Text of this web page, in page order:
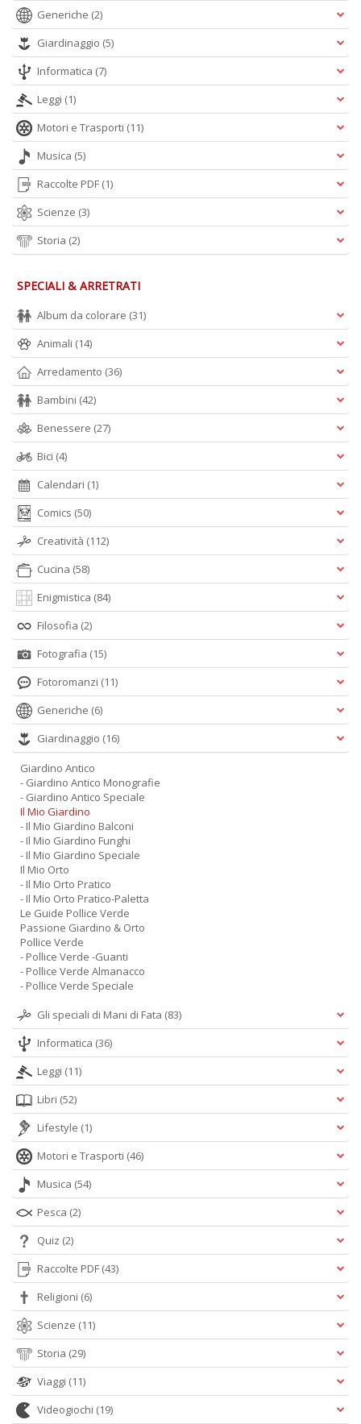
Generiche (2)
Giardinaggio (5)
Informatica (7)
Leggi (1)
Motori e Trasporti (11)
Musica (5)
Raccolte PDF (1)
Scienze (3)
Storia (2)
SPECIALI & ARRETRATI
Album da colorare (31)
Animali (14)
Arredamento (36)
Bambini (42)
Benessere (27)
Bici (4)
Calendari (1)
Comics (50)
Creatività (112)
Cucina (58)
Enigmistica (84)
Filosofia (2)
Fotografia (15)
Fotoromanzi (11)
Generiche (6)
Giardinaggio (16)
Giardino Antico
- Giardino Antico Monografie
- Giardino Antico Speciale
Il Mio Giardino
- Il Mio Giardino Balconi
- Il Mio Giardino Funghi
- Il Mio Giardino Speciale
Il Mio Orto
- Il Mio Orto Pratico
- Il Mio Orto Pratico-Paletta
Le Guide Pollice Verde
Passione Giardino & Orto
Pollice Verde
- Pollice Verde -Guanti
- Pollice Verde Almanacco
- Pollice Verde Speciale
Gli speciali di Mani di Fata (83)
Informatica (36)
Leggi (11)
Libri (52)
Lifestyle (1)
Motori e Trasporti (46)
Musica (54)
Pesca (2)
Quiz (2)
Raccolte PDF (43)
Religioni (6)
Scienze (11)
Storia (29)
Viaggi (11)
Videogiochi (19)